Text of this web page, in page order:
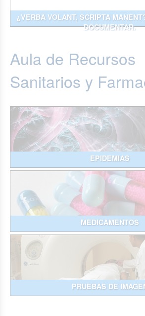
¿VERBA VOLANT, SCRIPTA
DOCUMENTAR.
Aula de Recursos
Sanitarios y
EPIDEMIAS
MEDICAMENTOS
PRUEBAS DE